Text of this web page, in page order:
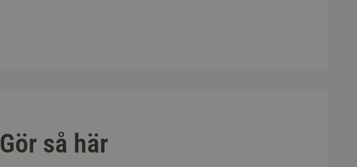
Gör så här